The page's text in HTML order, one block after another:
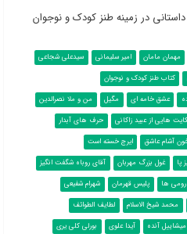
داستانی در زمینه طنز کودک و نوجوان
مهمان مامان امیر سلیمانی
سیدعلی شجاعی
کتاب طنز کودک و نوجوان
عشق خامه ای مگیل
من و ملا نصرالدین
هایی از عبيد زاکانی
حرف های آبدار
آشام عاشق
ایرج خسته است
پا غول بزرگ مهربان
آقای روباه شگفت انگیز
رومی ها پلیس قهرمان
شهرام شفیعی
محمد شیخ الاسلام
لطایف الطوائف
میشاییل آنده آیدا علوی
بورلی کلی یری